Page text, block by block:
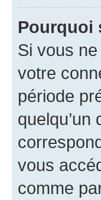
Pourquoi
Si vous
votre
période
vous
comme